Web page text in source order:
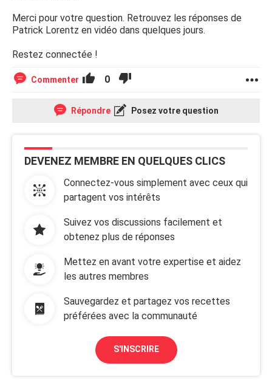
Merci pour votre question. Retrouvez les réponses de
Patrick Lorentz en vidéo dans quelques jours.
Restez connectée !
Commenter 0
Répondre Posez votre question
DEVENEZ MEMBRE EN QUELQUES CLICS
Connectez-vous simplement avec ceux qui
partagent vos intérêts
Suivez vos discussions facilement et
obtenez plus de réponses
Mettez en avant votre expertise et aidez
les autres membres
Sauvegardez et partagez vos recettes
préférées avec la communauté
S'INSCRIRE